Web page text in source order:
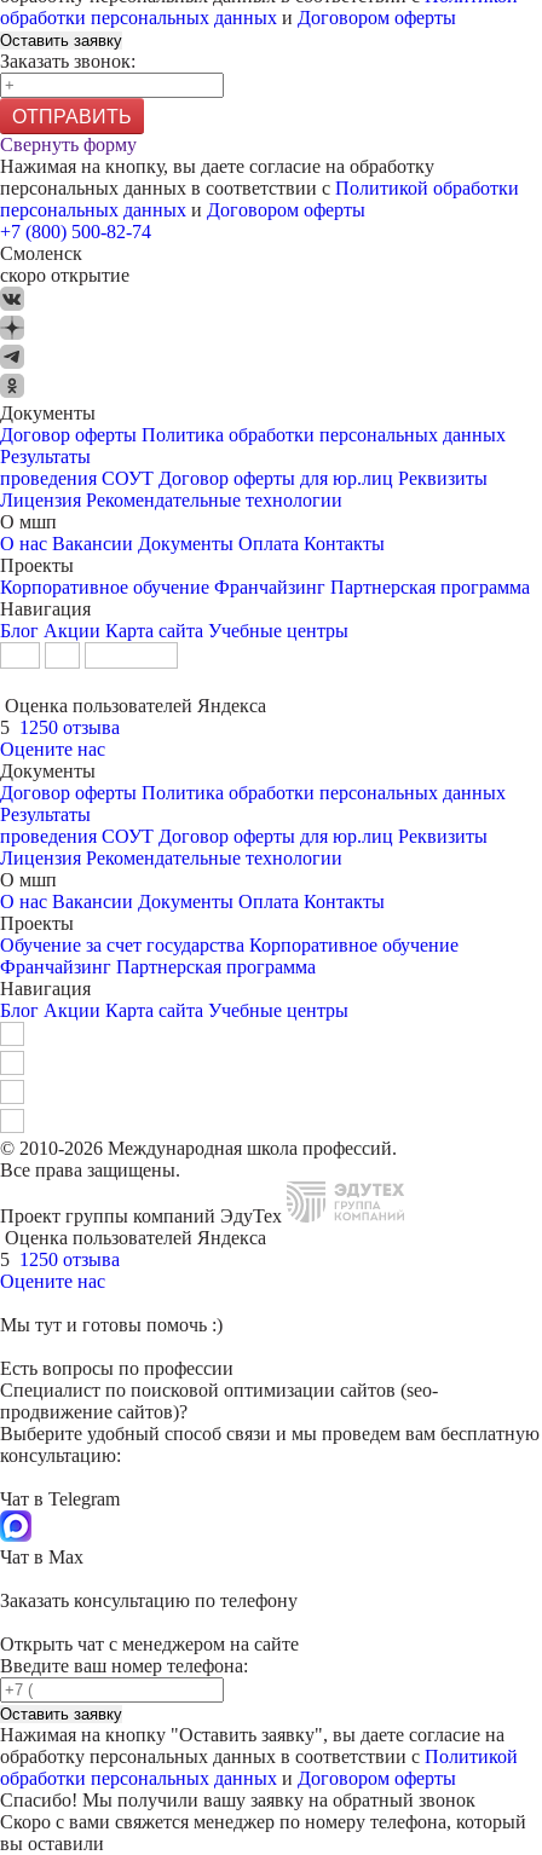
обработки персональных данных и Договором оферты
Оставить заявку
Заказать звонок:
ОТПРАВИТЬ
Свернуть форму
Нажимая на кнопку, вы даете согласие на обработку
персональных данных в соответствии с Политикой обработки
персональных данных и Договором оферты
+7 (800) 500-82-74
Смоленск
скоро открытие
Документы
Договор оферты Политика обработки персональных данных
Результаты
проведения СОУТ Договор оферты для юр.лиц Реквизиты
Лицензия Рекомендательные технологии
О мшп
О нас Вакансии Документы Оплата Контакты
Проекты
Корпоративное обучение Франчайзинг Партнерская программа
Навигация
Блог Акции Карта сайта Учебные центры
Оценка пользователей Яндекса
5 1250 отзыва
Оцените нас
Документы
Договор оферты Политика обработки персональных данных
Результаты
проведения СОУТ Договор оферты для юр.лиц Реквизиты
Лицензия Рекомендательные технологии
О мшп
О нас Вакансии Документы Оплата Контакты
Проекты
Обучение за счет государства Корпоративное обучение
Франчайзинг Партнерская программа
Навигация
Блог Акции Карта сайта Учебные центры
© 2010-2026 Международная школа профессий.
Все права защищены.
Проект группы компаний ЭдуТех
Оценка пользователей Яндекса
5 1250 отзыва
Оцените нас
Мы тут и готовы помочь :)
Есть вопросы по профессии
Специалист по поисковой оптимизации сайтов (seo-
продвижение сайтов)?
Выберите удобный способ связи и мы проведем вам бесплатную
консультацию:
Чат в Telegram
Чат в Max
Заказать консультацию по телефону
Открыть чат с менеджером на сайте
Введите ваш номер телефона:
Оставить заявку
Нажимая на кнопку "Оставить заявку", вы даете согласие на
обработку персональных данных в соответствии с Политикой
обработки персональных данных и Договором оферты
Спасибо! Мы получили вашу заявку на обратный звонок
Скоро с вами свяжется менеджер по номеру телефона, который
вы оставили